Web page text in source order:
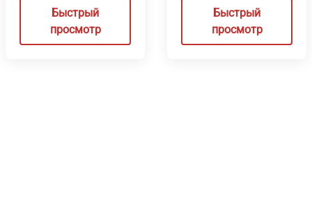
Быстрый
просмотр
Быстрый
просмотр